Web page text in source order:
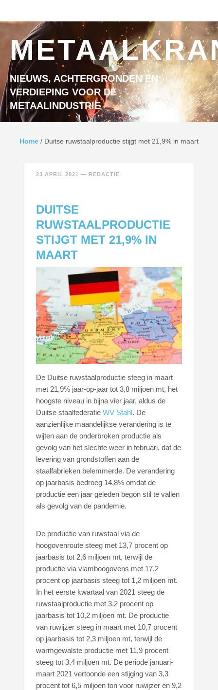
NIEUWS, ACHTERGRONDEN EN
VERDIEPING VOOR DE
METAALINDUSTRIE
Home / Duitse ruwstaalproductie stijgt met 21,9% in maart
23 APRIL 2021 — REDACTIE
DUITSE
RUWSTAALPRODUCTIE
STIJGT MET 21,9% IN
MAART
De Duitse ruwstaalproductie steeg in maart
met 21,9% jaar-op-jaar tot 3,8 miljoen mt, het
hoogste niveau in bijna vier jaar, aldus de
Duitse staalfederatieWV Stahl. De
aanzienlijke maandelijkse verandering is te
wijten aan de onderbroken productie als
gevolg van het slechte weer in februari, dat de
levering van grondstoffen aan de
staalfabrieken belemmerde. De verandering
op jaarbasis bedroeg 14,8% omdat de
productie een jaar geleden begon stil te vallen
als gevolg van de pandemie.
De productie van ruwstaal via de
hoogovenroute steeg met 13,7 procent op
jaarbasis tot 2,6 miljoen mt, terwijl de
productie via vlamboogovens met 17,2
procent op jaarbasis steeg tot 1,2 miljoen mt.
In het eerste kwartaal van 2021 steeg de
ruwstaalproductie met 3,2 procent op
jaarbasis tot 10,2 miljoen mt. De productie
van ruwijzer steeg in maart met 10,7 procent
op jaarbasis tot 2,3 miljoen mt, terwijl de
warmgewalste productie met 11,9 procent
steeg tot 3,4 miljoen mt. De periode januari-
maart 2021 vertoonde een stijging van 3,3
procent tot 6,5 miljoen ton voor ruwijzer en 9,2